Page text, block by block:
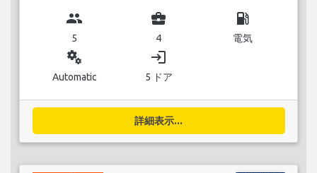
group
5
business_center
4
local_gas_station
電気
miscellaneous_services
Automatic
login
5 ドア
詳細表示...